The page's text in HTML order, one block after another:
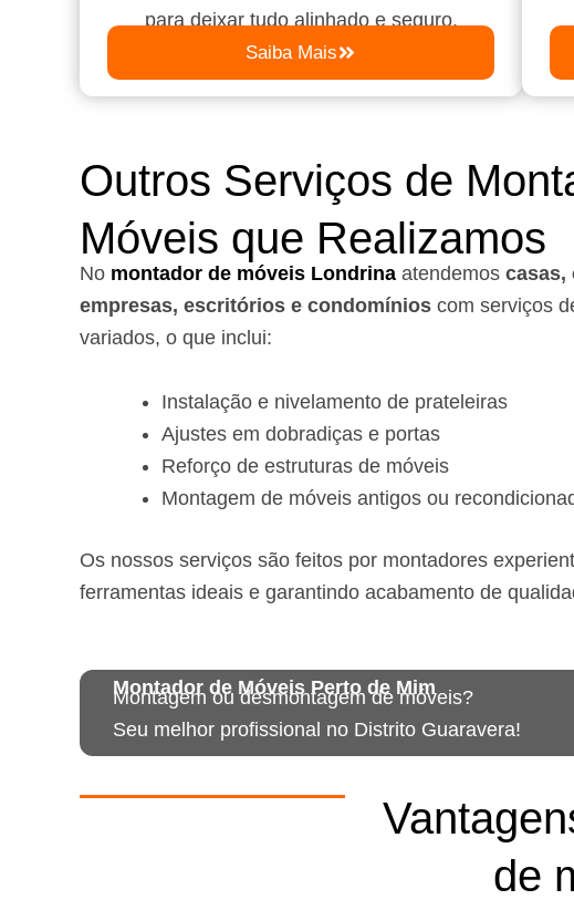
para deixar tudo alinhado e seguro.
Saiba Mais
Outros Serviços de
Móveis que Realizamos
No montador de móveis Londrina atendemos casas,
empresas, escritórios e condomínios com serviços
variados, o que inclui:
Instalação e nivelamento de prateleiras
Ajustes em dobradiças e portas
Reforço de estruturas de móveis
Montagem de móveis antigos ou
Os nossos serviços são feitos por montadores
ferramentas ideais e garantindo acabamento de
Montador de Móveis Perto de Mim
Montagem ou desmontagem de móveis?
Seu melhor profissional no Distrito Guaravera!
de